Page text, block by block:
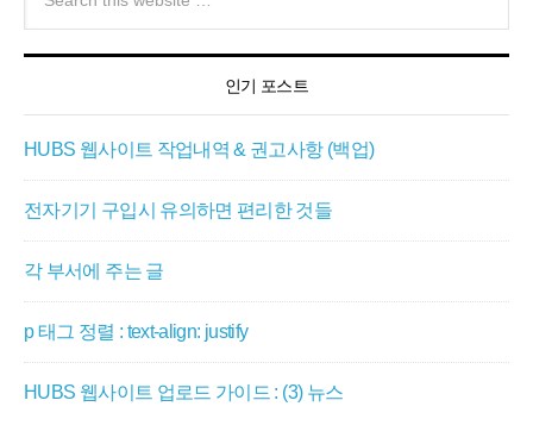
인기 포스트
HUBS 웹사이트 작업내역 & 권고사항 (백업)
전자기기 구입시 유의하면 편리한 것들
각 부서에 주는 글
p 태그 정렬 : text-align: justify
HUBS 웹사이트 업로드 가이드 : (3) 뉴스